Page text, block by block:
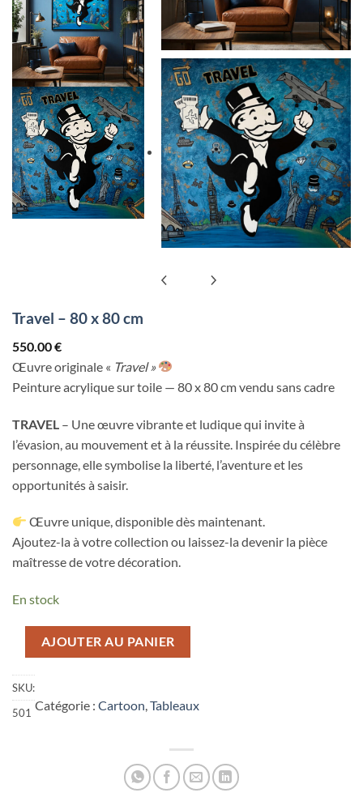
Travel – 80 x 80 cm
550.00€
Œuvre originale « Travel »
Peinture acrylique sur toile — 80 x 80 cm vendu sans cadre
TRAVEL – Une œuvre vibrante et ludique qui invite à
l’évasion, au mouvement et à la réussite. Inspirée du célèbre
personnage, elle symbolise la liberté, l’aventure et les
opportunités à saisir.
Œuvre unique, disponible dès maintenant.
Ajoutez-la à votre collection ou laissez-la devenir la pièce
maîtresse de votre décoration.
En stock
AJOUTER AU PANIER
SKU:
501
Catégorie : Cartoon Tableaux